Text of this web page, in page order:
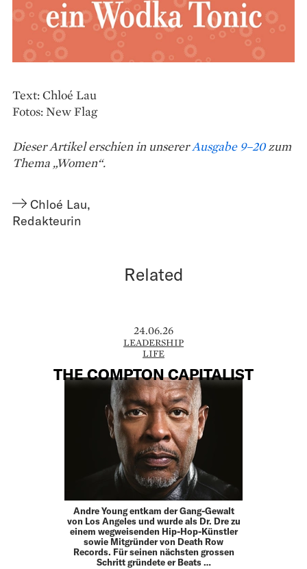
Text: Chloé Lau
Fotos: New Flag
Dieser Artikel erschien in unsererAusgabe 9–20zum
Thema „Women“.
Chloé Lau,
Redakteurin
Related
24.06.26
LEADERSHIP
LIFE
THE COMPTON CAPITALIST
Andre Young entkam der Gang-Gewalt
von Los Angeles und wurde als Dr. Dre zu
einem wegweisenden Hip-Hop-­Künstler
sowie Mitgründer von Death Row
Records. Für seinen ­nächsten grossen
Schritt gründete er Beats …